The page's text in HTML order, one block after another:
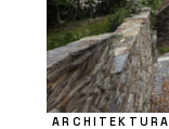
ARCHITEKTURA